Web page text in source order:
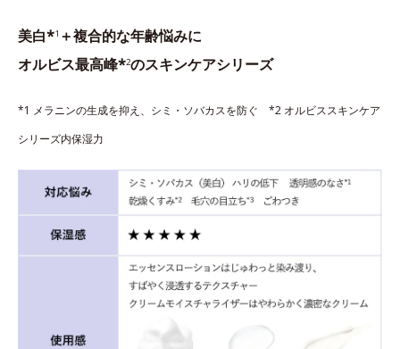
美白*1 ＋複合的な年齢悩みに
オルビス最高峰*2のスキンケアシリーズ
*1 メラニンの生成を抑え、シミ・ソバカスを防ぐ *2 オルビススキンケア
シリーズ内保湿力